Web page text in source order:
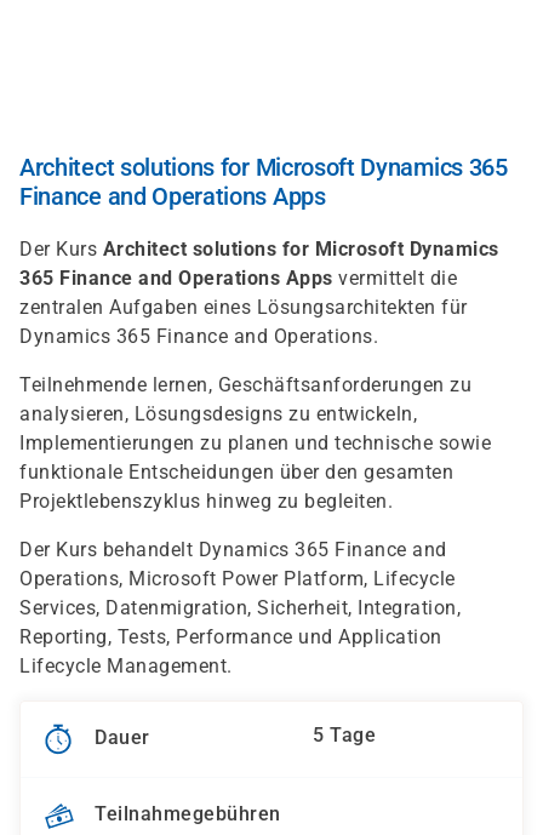
Architect solutions for Microsoft Dynamics 365
Finance and Operations Apps
Der Kurs Architect solutions for Microsoft Dynamics
365 Finance and Operations Apps vermittelt die
zentralen Aufgaben eines Lösungsarchitekten für
Dynamics 365 Finance and Operations.
Teilnehmende lernen, Geschäftsanforderungen zu
analysieren, Lösungsdesigns zu entwickeln,
Implementierungen zu planen und technische sowie
funktionale Entscheidungen über den gesamten
Projektlebenszyklus hinweg zu begleiten.
Der Kurs behandelt Dynamics 365 Finance and
Operations, Microsoft Power Platform, Lifecycle
Services, Datenmigration, Sicherheit, Integration,
Reporting, Tests, Performance und Application
Lifecycle Management.
Dauer 5 Tage
Teilnahmegebühren